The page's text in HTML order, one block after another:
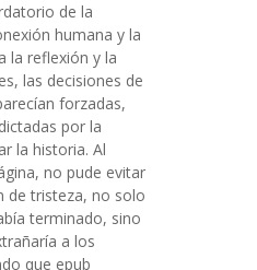
de la
humana y la
la reflexión y la
las decisiones de
forzadas,
por la
la historia. Al
no pude evitar
de tristeza, no solo
terminado, sino
a los
que epub